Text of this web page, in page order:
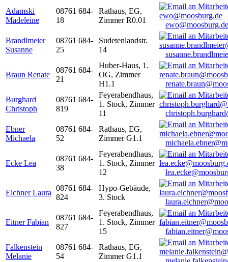
Adamski
Madeleine
08761 684-
18
Rathaus, EG,
Zimmer R0.01
ewo@moosburg.de
Brandlmeier
Susanne
08761 684-
25
Sudetenlandstr.
14
Braun Renate
08761 684-
21
Huber-Haus, 1.
OG, Zimmer
H1.1
Burghard
Christoph
08761 684-
819
Feyerabendhaus,
1. Stock, Zimmer
11
Ebner
Michaela
08761 684-
52
Rathaus, EG,
Zimmer G1.1
Ecke Lea
08761 684-
38
Feyerabendhaus,
1. Stock, Zimmer
12
Eichner Laura
08761 684-
824
Hypo-Gebäude,
3. Stock
Eitner Fabian
08761 684-
827
Feyerabendhaus,
1. Stock, Zimmer
15
Falkenstein
Melanie
08761 684-
54
Rathaus, EG,
Zimmer G1.1